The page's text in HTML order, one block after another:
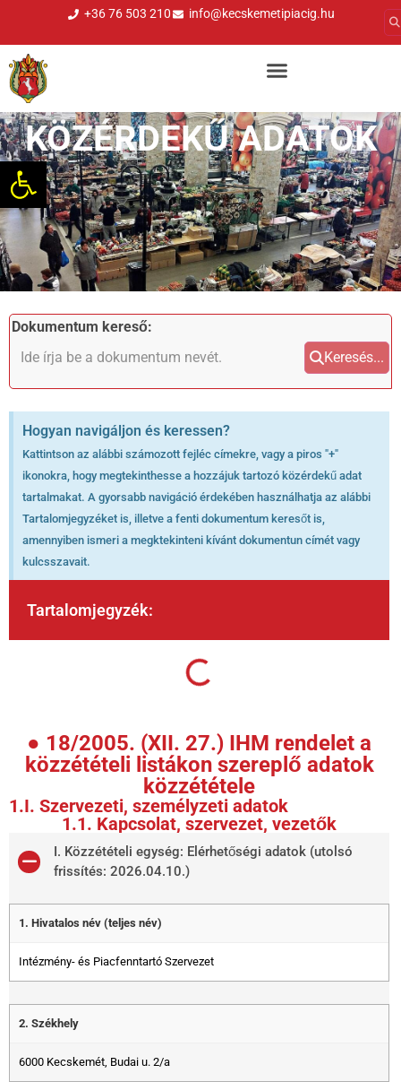
Eszköztár megnyitása
+36 76 503 210 info@kecskemetipiacig.hu
KÖZÉRDEKŰ ADATOK
Dokumentum kereső:
Keresés...
Hogyan navigáljon és keressen?
Kattintson az alábbi számozott fejléc címekre, vagy a piros "+"
ikonokra, hogy megtekinthesse a hozzájuk tartozó közérdekű adat
tartalmakat. A gyorsabb navigáció érdekében használhatja az alábbi
Tartalomjegyzéket is, illetve a fenti dokumentum keresőt is,
amennyiben ismeri a megktekinteni kívánt dokumentun címét vagy
kulcsszavait.
Tartalomjegyzék:
● 18/2005. (XII. 27.) IHM rendelet a
közzétételi listákon szereplő adatok
közzététele
1.I. Szervezeti, személyzeti adatok
1.1. Kapcsolat, szervezet, vezetők
I. Közzétételi egység: Elérhetőségi adatok (utolsó
frissítés: 2026.04.10.)
1. Hivatalos név (teljes név)
Intézmény- és Piacfenntartó Szervezet
2. Székhely
6000 Kecskemét, Budai u. 2/a